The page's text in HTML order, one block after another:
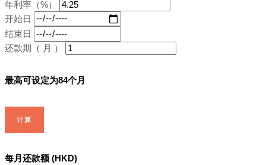
年利率（%）
开始日
结束日
还款期（ 月 ）
最高可设定为84个月
计算
每月还款额 (HKD)